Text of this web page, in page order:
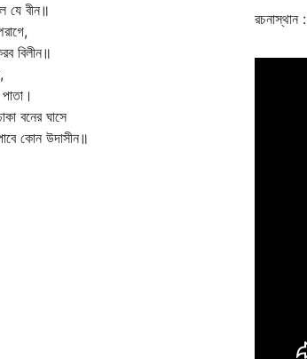
যে বীন॥
বিলীন॥
ঘাসে
কোন উদাসীন॥
রচনাস্থান :